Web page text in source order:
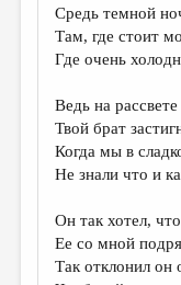
Средь темной
Там, где стоит
Где очень
Ведь на
Твой брат
Когда мы в
Не знали что и
Он так хотел,
Ее со мной
Так отклонил он